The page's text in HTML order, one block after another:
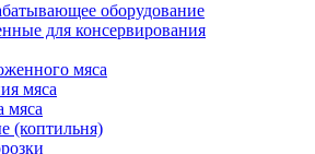
оборудование
для консервирования
мяса
мяса
мяса
(коптильня)